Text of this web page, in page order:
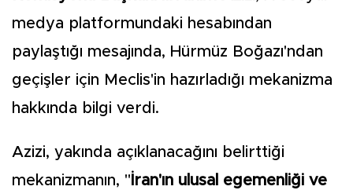
medya platformundaki hesabından
paylaştığı mesajında, Hürmüz Boğazı'ndan
geçişler için Meclis'in hazırladığı mekanizma
hakkında bilgi verdi.
Azizi, yakında açıklanacağını belirttiği
mekanizmanın, " İran'ın ulusal egemenliği ve